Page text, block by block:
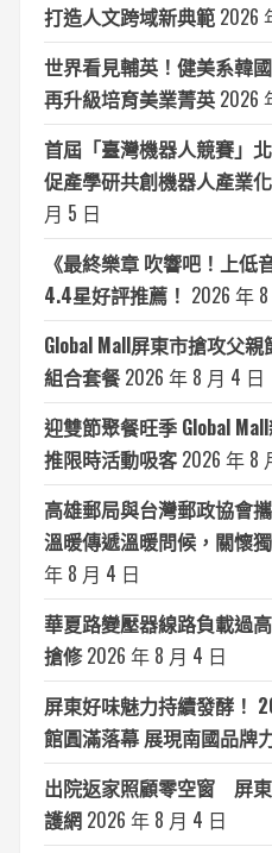
打造人文跨域新典範 2026
世界看見輔英！健美系韓
再升級培育美業菁英 2026
首屆「臺灣機器人競賽」
促產學研共創機器人產業
月 5 日
《最終樂章 吹響吧！上低
4.4星好評推薦！ 2026 年
Global Mall屏東市搶攻父
組合套餐 2026 年 8 月 4 日
迎雙節聚餐旺季 Global
推限時活動吸客 2026 年 8
高雄郵局與台灣郵政協會
溫暖傳遞溫暖問候，關懷
年 8 月 4 日
華夏路變壓器線路負載過
搶修 2026 年 8 月 4 日
屏東好味魅力持續發酵！
館圓滿落幕 展現南國品牌
出院返家照顧零空窗 屏
護網 2026 年 8 月 4 日